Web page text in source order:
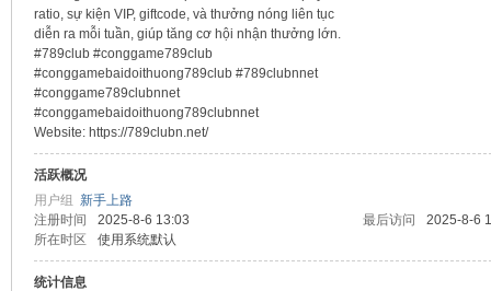
ratio, sự kiện VIP, giftcode, và thưởng nóng liên tục
diễn ra mỗi tuần, giúp tăng cơ hội nhận thưởng lớn.
#789club #conggame789club
#conggamebaidoithuong789club #789clubnnet
#conggame789clubnnet
#conggamebaidoithuong789clubnnet
Website: https://789clubn.net/
活跃概况
用户组 新手上路
注册时间
2025-8-6 13:03 最后访问
2025-8-6
所在时区
使用系统默认
统计信息